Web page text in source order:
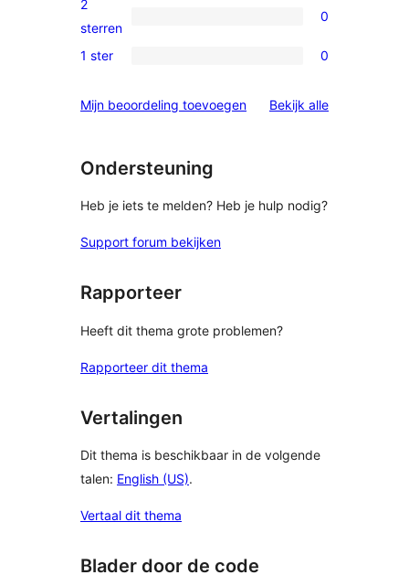
sterren
0
2
beoordelingen
2
sterren
0
0
sterren
1 ster 0
Mijn beoordeling toevoegen Bekijk alle
Ondersteuning
Heb je iets te melden? Heb je hulp nodig?
Support forum bekijken
Rapporteer
Heeft dit thema grote problemen?
Rapporteer dit thema
Vertalingen
Dit thema is beschikbaar in de volgende
talen: English (US).
Vertaal dit thema
Blader door de code